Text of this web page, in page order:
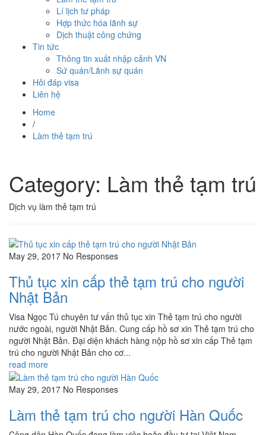
Lí lịch tư pháp
Hợp thức hóa lãnh sự
Dịch thuật công chứng
Tin tức
Thông tin xuất nhập cảnh VN
Sứ quán/Lãnh sự quán
Hỏi đáp visa
Liên hệ
Home
/
Làm thẻ tạm trú
Category: Làm thẻ tạm trú
Dịch vụ làm thẻ tạm trú
May 29, 2017 No Responses
Thủ tục xin cấp thẻ tạm trú cho người
Nhật Bản
Visa Ngọc Tú chuyên tư vấn thủ tục xin Thẻ tạm trú cho người
nước ngoài, người Nhật Bản. Cung cấp hồ sơ xin Thẻ tạm trú cho
người Nhật Bản. Đại diện khách hàng nộp hồ sơ xin cấp Thẻ tạm
trú cho người Nhật Bản cho cơ...
read more
May 29, 2017 No Responses
Làm thẻ tạm trú cho người Hàn Quốc